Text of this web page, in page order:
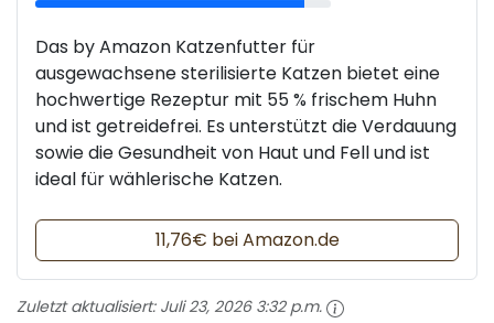
Das by Amazon Katzenfutter für
ausgewachsene sterilisierte Katzen bietet eine
hochwertige Rezeptur mit 55 % frischem Huhn
und ist getreidefrei. Es unterstützt die Verdauung
sowie die Gesundheit von Haut und Fell und ist
ideal für wählerische Katzen.
11,76€ bei Amazon.de
Zuletzt aktualisiert: Juli 23, 2026 3:32 p.m.